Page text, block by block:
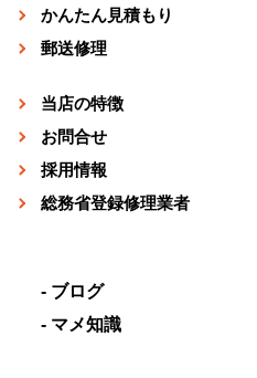
かんたん見積もり
郵送修理
当店の特徴
お問合せ
採用情報
総務省登録修理業者
ブログ
マメ知識